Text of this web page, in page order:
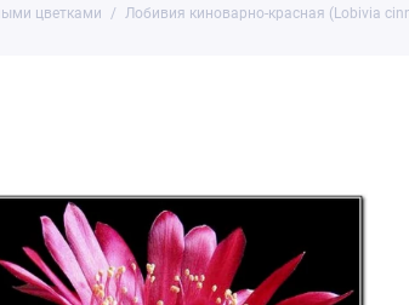
цветками Лобивия киноварно-красная (Lobivia